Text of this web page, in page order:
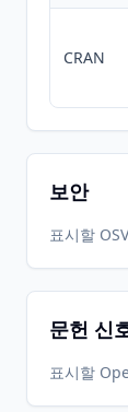
CRAN
보안
표시할
문헌 신
표시할